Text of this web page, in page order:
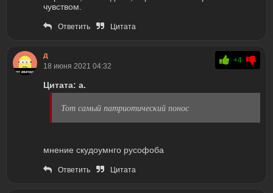
чувством.
Ответить Цитата
д
18 июня 2021 04:32
+4
Цитата: а.
Тот самый патриотический понос
мнение скудоумнго русофоба
Ответить Цитата